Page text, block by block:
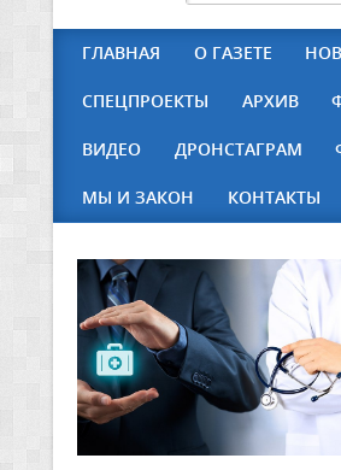
ГЛАВНАЯ О ГАЗЕТЕ
СПЕЦПРОЕКТЫ АРХИВ
ВИДЕО ДРОНСТАГРАМ
МЫ И ЗАКОН КОНТАКТЫ